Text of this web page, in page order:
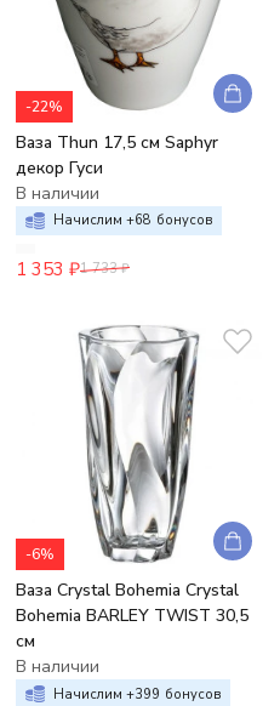
-22%
Ваза Thun 17,5 см Saphyr
декор Гуси
В наличии
Начислим +68 бонусов
1 353 ₽1 733 ₽
-6%
Ваза Crystal Bohemia Crystal
Bohemia BARLEY TWIST 30,5
см
В наличии
Начислим +399 бонусов